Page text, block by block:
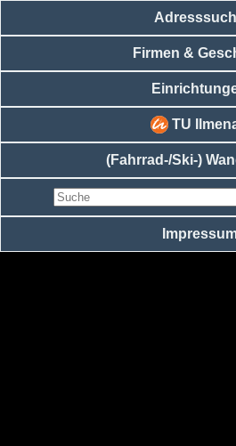
Firmen &
TU
(Fahrrad-/Ski-)